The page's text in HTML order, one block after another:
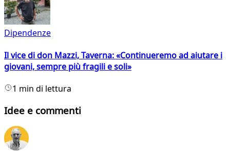
Dipendenze
Il vice di don Mazzi, Taverna: «Continueremo ad aiutare i
giovani, sempre più fragili e soli»
1 min di lettura
Idee e commenti